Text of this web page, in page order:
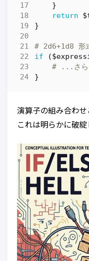
}
return
}
# 2d6+1d8 形
if
(
# ...さら
}
演算子の組み合わせ
これは明らかに破綻